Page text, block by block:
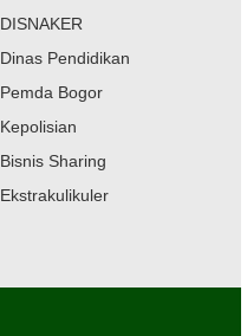
DISNAKER
Dinas Pendidikan
Pemda Bogor
Kepolisian
Bisnis Sharing
Ekstrakulikuler